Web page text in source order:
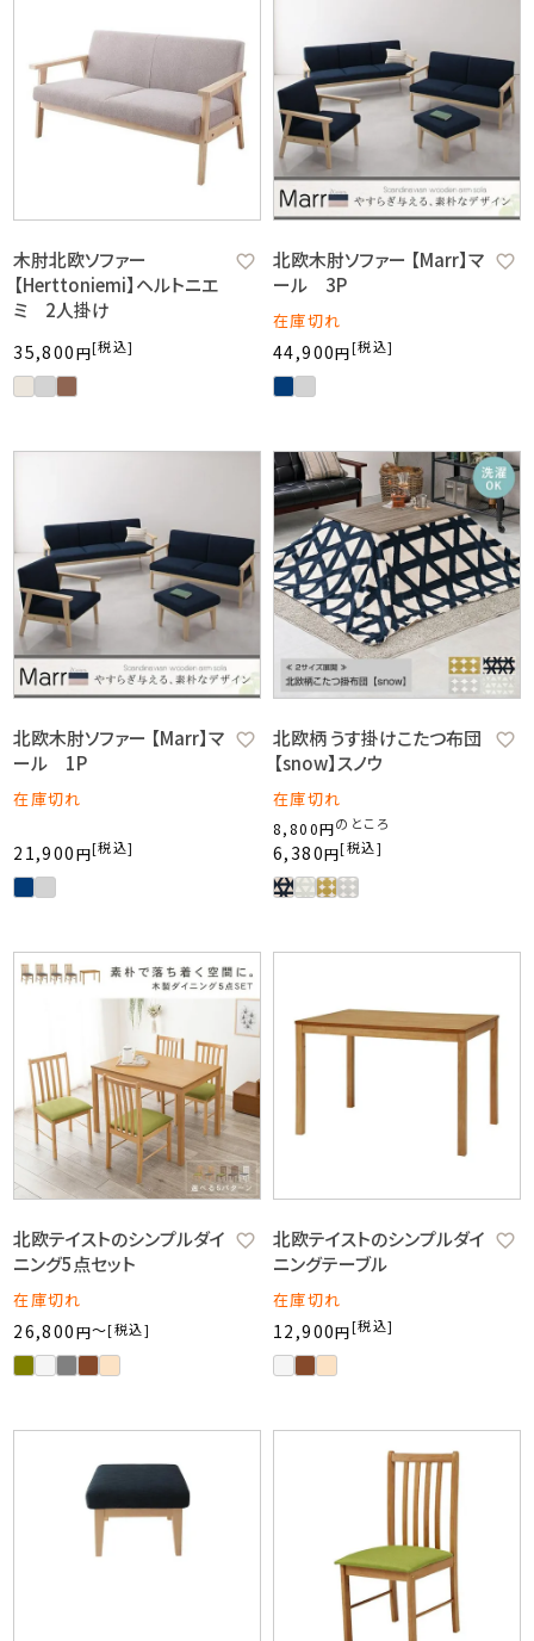
木肘北欧ソファー
【Herttoniemi】ヘルトニエ
ミ 2人掛け
35,800 税込
北欧木肘ソファー 【Marr】マ
ール 3P
在庫切れ
44,900 税込
北欧木肘ソファー 【Marr】マ
ール 1P
在庫切れ
21,900 税込
北欧柄 うす掛けこたつ布団
【snow】スノウ
在庫切れ
8,800 のところ
6,380 税込
北欧テイストのシンプルダイ
ニング5点セット
在庫切れ
26,800 税込
〜
北欧テイストのシンプルダイ
ニングテーブル
在庫切れ
12,900 税込